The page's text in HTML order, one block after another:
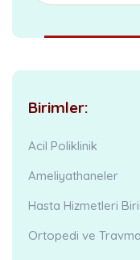
Birimler:
Acil Poliklinik
Ameliyathaneler
Hasta Hizmetleri
Ortopedi ve